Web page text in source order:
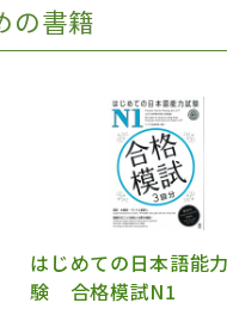
の書籍
はじめての日本語能
験 合格模試N1